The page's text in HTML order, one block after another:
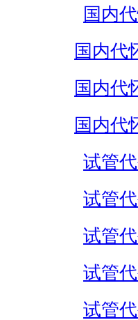
国内
国内代
国内代
国内代
试管
试管
试管
试管
试管